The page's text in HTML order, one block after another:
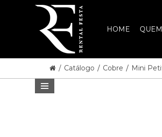
HOME
/ Catálogo / Cobre / Mini